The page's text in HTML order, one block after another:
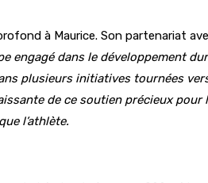
à Maurice. Son partenariat
engagé dans le développement
plusieurs initiatives tournées
de ce soutien précieux
l’athlète.